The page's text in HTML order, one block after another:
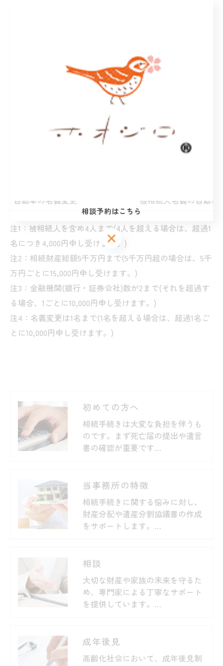
(4)相続人調査結果に
(5)登記所への申し出
相続財産調査および財産目録作成
遺産分割協議書の作成
遺産分割協議の合意
被相続人の金融機関
自動車の名義変更
被相続人名義の自動車
注1：被相続人を含め4人まで(4人を超える場合は、超過1
名につき4,000円申し受けます。)
注2：相続財産総額5千万円まで(5千万円超の場合は、5千
万円ごとに15,000円申し受けます。)
注3：金融機関(銀行・証券会社)数が2まで(それを超過す
る場合、1ごとに10,000円申し受けます。)
注4：名義変更は1名まで(1名を超える場合は、超過1名ご
とに10,000円申し受けます。)
初めての方へ
相続手続きは大変な負担を伴うも
のです。まず死亡届の提出や遺言
書の確認が重要です…
当事務所の特徴
相続手続きに関する悩みに対し、
財産分配や遺産分割協議書の作成
をサポートします。…
相談
大切な財産や家族の未来を守るた
め、専門家による丁寧なサポート
を提供しています。…
成年後見
高齢化社会において、成年後見制
相談予約はこちら
相談予約はこちら
相談予約はこちら